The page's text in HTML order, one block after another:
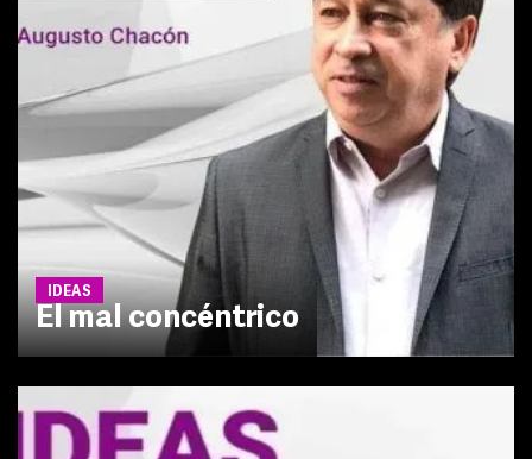
IDEAS
El mal concéntrico